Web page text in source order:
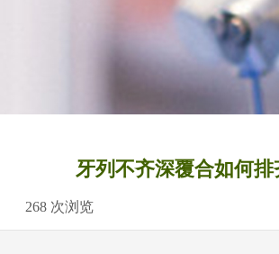
牙列不齐深覆合如何
268 次浏览